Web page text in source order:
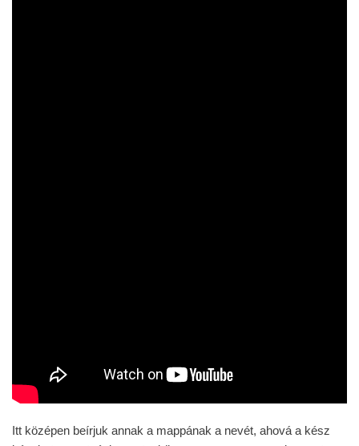
Itt középen beírjuk annak a mappának a nevét, ahová a kész